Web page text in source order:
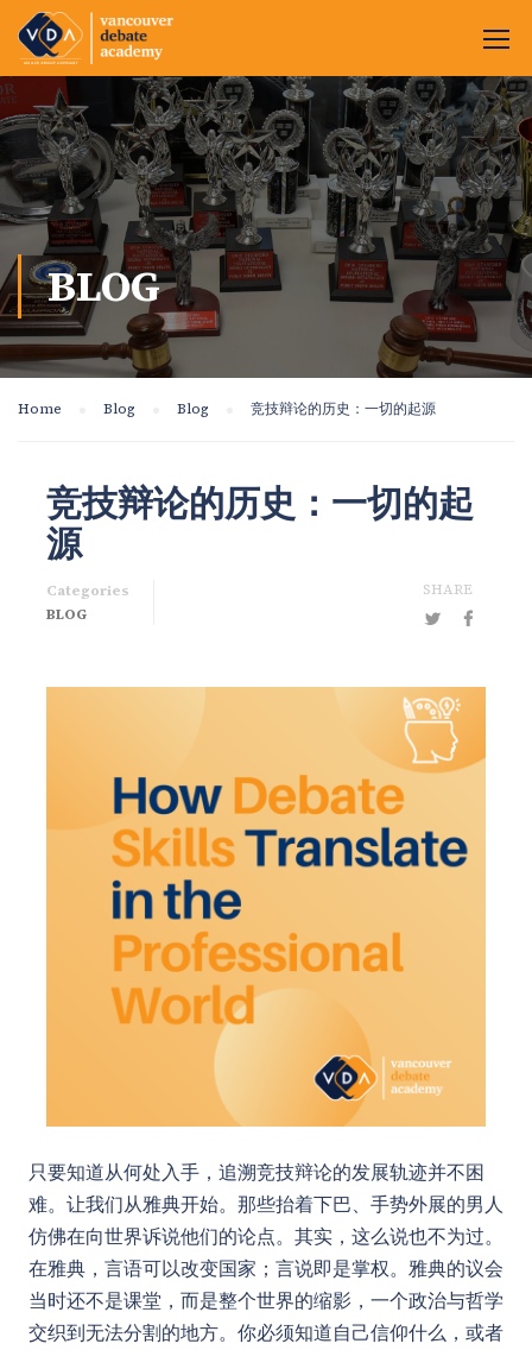
BLOG
Home Blog Blog 竞技辩论的历史：一切的起源
竞技辩论的历史：一切的起
源
Categories
BLOG
SHARE
只要知道从何处入手，追溯竞技辩论的发展轨迹并不困
难。让我们从雅典开始。那些抬着下巴、手势外展的男人
仿佛在向世界诉说他们的论点。其实，这么说也不为过。
在雅典，言语可以改变国家；言说即是掌权。雅典的议会
当时还不是课堂，而是整个世界的缩影，一个政治与哲学
交织到无法分割的地方。你必须知道自己信仰什么，或者